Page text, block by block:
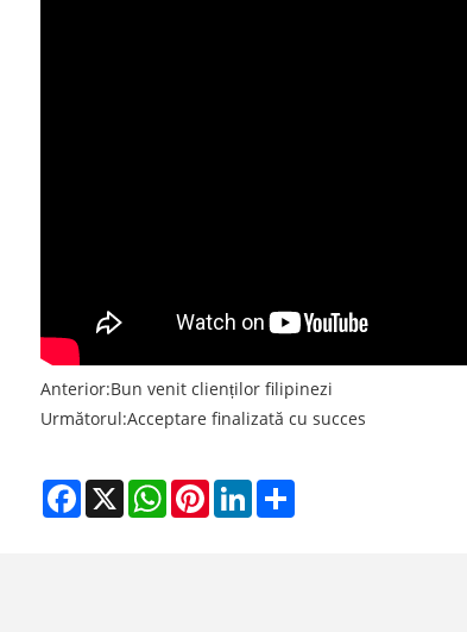
Anterior:Bun venit clienților filipinezi
Următorul:Acceptare finalizată cu succes
Facebook
X WhatsAppPinterestLinkedInShare